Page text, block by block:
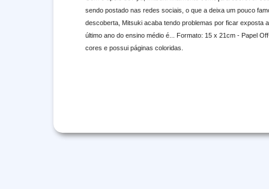
sendo postado nas redes sociais, o que a deixa um pouco
descoberta, Mitsuki acaba tendo problemas por ficar exposta
último ano do ensino médio é... Formato: 15 x 21cm - Papel
cores e possui páginas coloridas.